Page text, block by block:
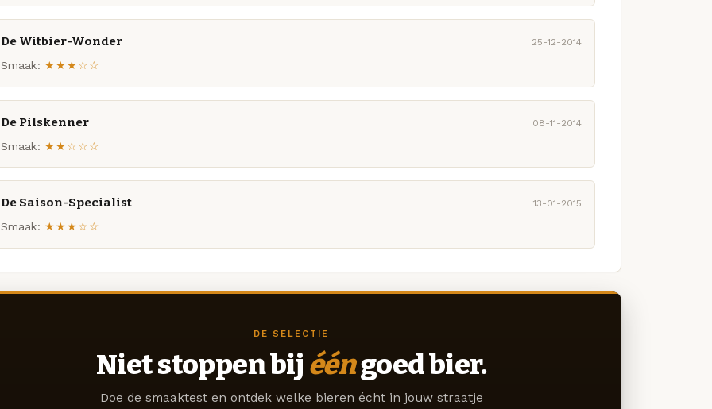
De Witbier-Wonder 25-12-2014
Smaak: ★★★☆☆
De Pilskenner 08-11-2014
Smaak: ★★☆☆☆
De Saison-Specialist 13-01-2015
Smaak: ★★★☆☆
DE SELECTIE
Niet stoppen bij ééngoed bier.
Doe de smaaktest en ontdek welke bieren écht in jouw straatje